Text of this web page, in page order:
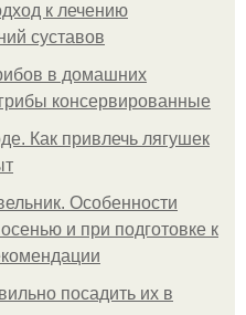
к лечению
суставов
в домашних
консервированные
Как привлечь лягушек
Особенности
и при подготовке к
посадить их в